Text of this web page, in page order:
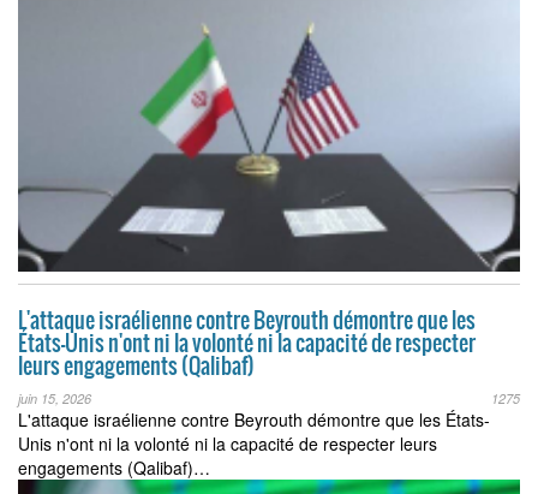
L'attaque israélienne contre Beyrouth démontre que les
États-Unis n'ont ni la volonté ni la capacité de respecter
leurs engagements (Qalibaf)
juin 15, 2026 1275
L'attaque israélienne contre Beyrouth démontre que les États-
Unis n'ont ni la volonté ni la capacité de respecter leurs
engagements (Qalibaf)…